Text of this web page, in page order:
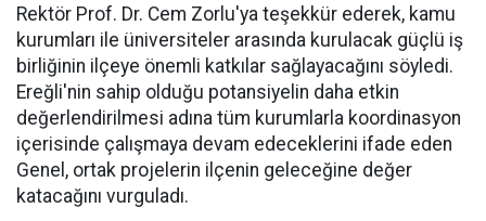
Rektör Prof. Dr. Cem Zorlu'ya teşekkür ederek, kamu
kurumları ile üniversiteler arasında kurulacak güçlü iş
birliğinin ilçeye önemli katkılar sağlayacağını söyledi.
Ereğli'nin sahip olduğu potansiyelin daha etkin
değerlendirilmesi adına tüm kurumlarla koordinasyon
içerisinde çalışmaya devam edeceklerini ifade eden
Genel, ortak projelerin ilçenin geleceğine değer
katacağını vurguladı.